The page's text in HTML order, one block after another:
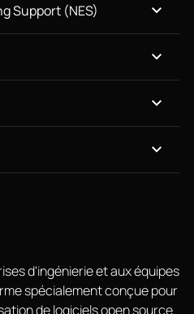
Support (NES)
d'ingénierie et aux équipes
spécialement conçue pour
de logiciels open source